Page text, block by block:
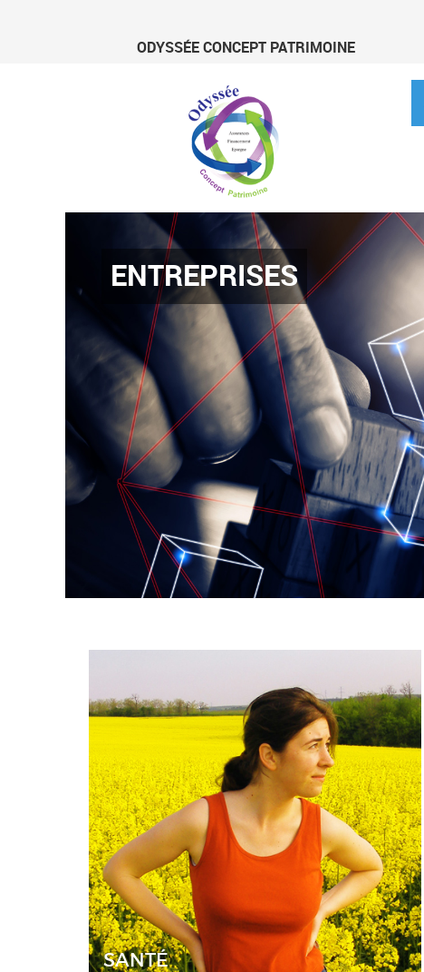
ODYSSÉE CONCEPT PATRIMOINE
ENTREPRISES
SANTÉ